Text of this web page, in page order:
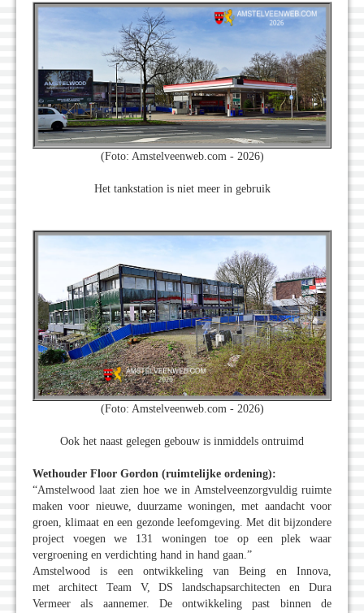
(Foto: Amstelveenweb.com - 2026)
Het tankstation is niet meer in gebruik
(Foto: Amstelveenweb.com - 2026)
Ook het naast gelegen gebouw is inmiddels ontruimd
Wethouder Floor Gordon (ruimtelijke ordening):
“Amstelwood laat zien hoe we in Amstelveenzorgvuldig ruimte
maken voor nieuwe, duurzame woningen, met aandacht voor
groen, klimaat en een gezonde leefomgeving. Met dit bijzondere
project voegen we 131 woningen toe op een plek waar
vergroening en verdichting hand in hand gaan.”
Amstelwood is een ontwikkeling van Being en Innova,
met architect Team V, DS landschapsarchitecten en Dura
Vermeer als aannemer. De ontwikkeling past binnen de